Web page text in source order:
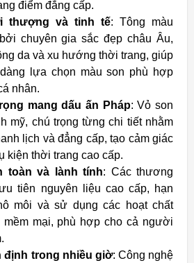
điểm đẳng cấp.
thượng và tinh tế: Tông màu
chuyên gia sắc đẹp châu Âu,
da và xu hướng thời trang, giúp
lựa chọn màu son phù hợp
nhân.
mang dấu ấn Pháp: Vỏ son
mỹ, chú trọng từng chi tiết nhằm
lịch và đẳng cấp, tạo cảm giác
kiện thời trang cao cấp.
toàn và lành tính: Các thương
tiên nguyên liệu cao cấp, hạn
môi và sử dụng các hoạt chất
mại, phù hợp cho cả người
định trong nhiều giờ: Công nghệ